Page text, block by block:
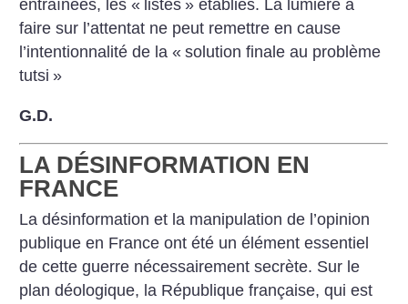
entraînées, les « listes » établies. La lumière à
faire sur l’attentat ne peut remettre en cause
l’intentionnalité de la « solution finale au problème
tutsi »
G.D.
LA DÉSINFORMATION EN
FRANCE
La désinformation et la manipulation de l’opinion
publique en France ont été un élément essentiel
de cette guerre nécessairement secrète. Sur le
plan déologique, la République française, qui est